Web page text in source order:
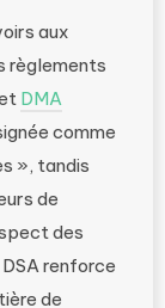
aux
règlements
DMA
comme
», tandis
de
des
renforce
de